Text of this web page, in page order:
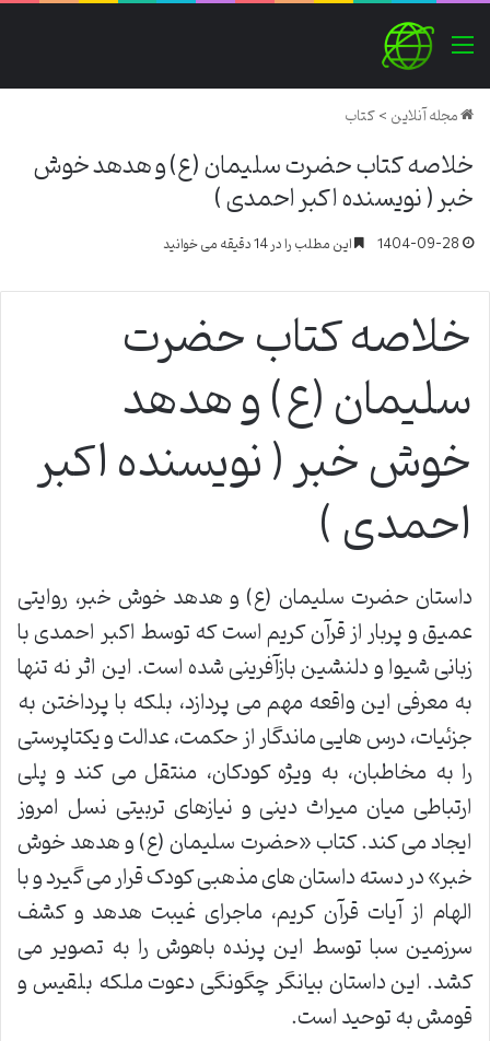
منو
مجله آنلاین>کتاب
خلاصه کتاب حضرت سلیمان (ع) و هدهد خوش
خبر ( نویسنده اکبر احمدی )
1404-09-28 این مطلب را در 14 دقیقه می خوانید
خلاصه کتاب حضرت
سلیمان (ع) و هدهد
خوش خبر ( نویسنده اکبر
احمدی )
داستان حضرت سلیمان (ع) و هدهد خوش خبر، روایتی
عمیق و پربار از قرآن کریم است که توسط اکبر احمدی با
زبانی شیوا و دلنشین بازآفرینی شده است. این اثر نه تنها
به معرفی این واقعه مهم می پردازد، بلکه با پرداختن به
جزئیات، درس هایی ماندگار از حکمت، عدالت و یکتاپرستی
را به مخاطبان، به ویژه کودکان، منتقل می کند و پلی
ارتباطی میان میراث دینی و نیازهای تربیتی نسل امروز
ایجاد می کند. کتاب «حضرت سلیمان (ع) و هدهد خوش
خبر» در دسته داستان های مذهبی کودک قرار می گیرد و با
الهام از آیات قرآن کریم، ماجرای غیبت هدهد و کشف
سرزمین سبا توسط این پرنده باهوش را به تصویر می
کشد. این داستان بیانگر چگونگی دعوت ملکه بلقیس و
قومش به توحید است.